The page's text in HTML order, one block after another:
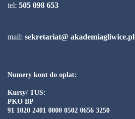
tel: 505 098 653
mail: sekretariat@ akademiagliwice.pl
Numery kont do oplat:
Kursy/ TUS:
PKO BP
91 1020 2401 0000 0502 0656 3250